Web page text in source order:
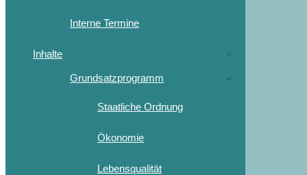
Interne Termine
Inhalte
Grundsatzprogramm
Staatliche Ordnung
Ökonomie
Lebensqualität